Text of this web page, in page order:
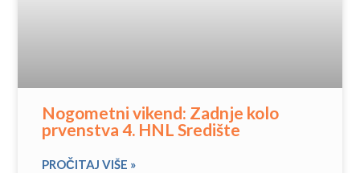
Nogometni vikend: Zadnje kolo
prvenstva 4. HNL Središte
PROČITAJ VIŠE »